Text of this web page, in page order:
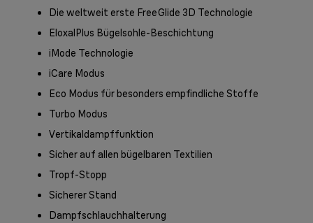
Die weltweit erste FreeGlide 3D Technologie
EloxalPlus Bügelsohle-Beschichtung
iMode Technologie
iCare Modus
Eco Modus für besonders empfindliche Stoffe
Turbo Modus
Vertikaldampffunktion
Sicher auf allen bügelbaren Textilien
Tropf-Stopp
Sicherer Stand
Dampfschlauchhalterung